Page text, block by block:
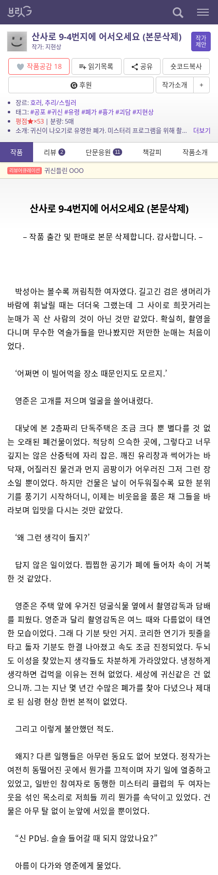
산사로 9-4번지에 어서오세요 (본문삭제)
작가: 지현상
작가
제안
작품공감 18 읽기목록 공유
숏코드복사
후원
작가소개 +
장르:호러,추리/스릴러
태그:#공포#귀신 #유령 #폐가#흉가#괴담#지현상
평점
×53| 분량: 5매
소개: 귀신이 나오기로 유명한 폐가. 미스터리 프로그램을 위해 촬영을 떠난 사람들.
더보기
작품 리뷰 2 단문응원 11 책갈피 작품소개
리뷰어큐레이션 귀신들린 OOO
산사로 9-4번지에 어서오세요 (본문삭제)
– 작품 출간 및 판매로 본문 삭제합니다. 감사합니다. –
박성아는 볼수록 꺼림칙한 여자였다. 길고긴 검은 생머리가
바람에 휘날릴 때는 더더욱 그랬는데 그 사이로 희끗거리는
눈매가 꼭 산 사람의 것이 아닌 것만 같았다. 확실히, 촬영을
다니며 무수한 역술가들을 만나봤지만 저만한 눈매는 처음이
었다.
‘어쩌면 이 빌어먹을 장소 때문인지도 모르지.’
영준은 고개를 저으며 얼굴을 쓸어내렸다.
대낮에 본 2층짜리 단독주택은 조금 크다 뿐 별다를 것 없
는 오래된 폐건물이었다. 적당히 으슥한 곳에, 그렇다고 너무
깊지는 않은 산중턱에 자리 잡은. 깨진 유리창과 썩어가는 바
닥재, 어질러진 물건과 먼지 곰팡이가 어우러진 그저 그런 장
소일 뿐이었다. 하지만 건물은 날이 어두워질수록 묘한 분위
기를 풍기기 시작하더니, 이제는 비웃음을 품은 채 그들을 바
라보며 입맛을 다시는 것만 같았다.
‘왜 그런 생각이 들지?’
답지 않은 일이었다. 찝찝한 공기가 폐에 들어차 속이 거북
한 것 같았다.
영준은 주택 앞에 우거진 덩굴식물 옆에서 촬영감독과 담배
를 피웠다. 영준과 달리 촬영감독은 여느 때와 다름없이 태연
한 모습이었다. 그래 다 기분 탓인 거지. 코리한 연기가 핏줄을
타고 돌자 기분도 한결 나아졌고 속도 조금 진정되었다. 두뇌
도 이성을 찾았는지 생각들도 차분하게 가라앉았다. 냉정하게
생각하면 겁먹을 이유는 전혀 없었다. 세상에 귀신같은 건 없
으니까. 그는 지난 몇 년간 수많은 폐가를 찾아 다녔으나 제대
로 된 심령 현상 한번 본적이 없었다.
그리고 이렇게 불안했던 적도.
왜지? 다른 일행들은 아무런 동요도 없어 보였다. 정작가는
여전히 동떨어진 곳에서 뭔가를 끄적이며 자기 일에 열중하고
있었고, 일반인 참여자로 동행한 미스터리 클럽의 두 여자는
웃음 섞인 목소리로 저희들 끼리 뭔가를 속닥이고 있었다. 건
물은 아무 탈 없이 눈앞에 서있을 뿐이었다.
“신 PD님. 슬슬 들어갈 때 되지 않았나요?”
아름이 다가와 영준에게 물었다.